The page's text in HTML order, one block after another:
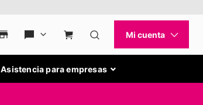
Asistencia para empresas